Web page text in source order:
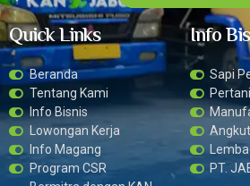
Quick Links
Beranda
Tentang Kami
Info Bisnis
Lowongan Kerja
Info Magang
Program CSR
Info
Sapi
PT.